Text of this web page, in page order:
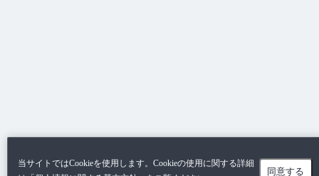
当サイトではCookieを使用します。Cookieの使用に関する詳細
同意する